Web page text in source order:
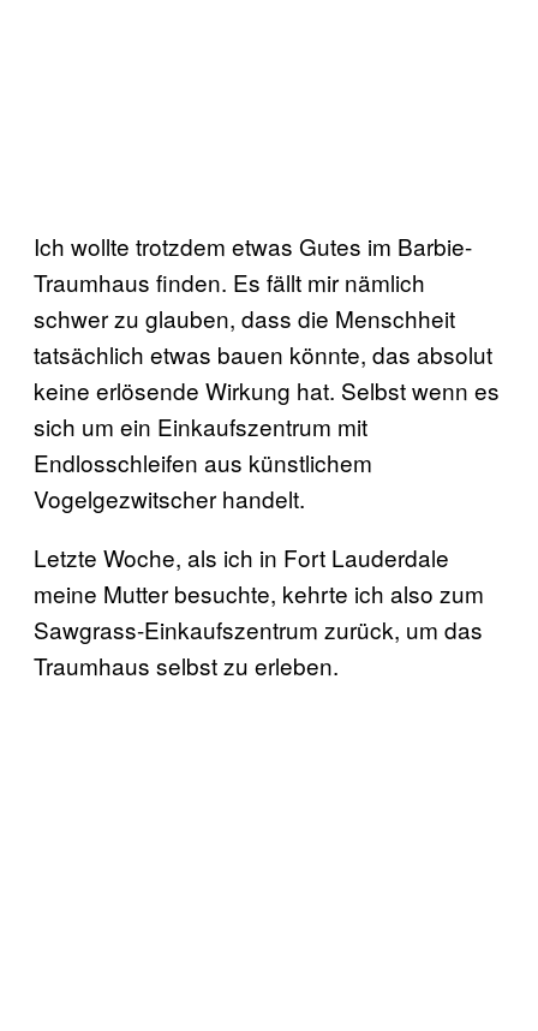
Ich wollte trotzdem etwas Gutes im Barbie-
Traumhaus finden. Es fällt mir nämlich
schwer zu glauben, dass die Menschheit
tatsächlich etwas bauen könnte, das absolut
keine erlösende Wirkung hat. Selbst wenn es
sich um ein Einkaufszentrum mit
Endlosschleifen aus künstlichem
Vogelgezwitscher handelt.
Letzte Woche, als ich in Fort Lauderdale
meine Mutter besuchte, kehrte ich also zum
Sawgrass-Einkaufszentrum zurück, um das
Traumhaus selbst zu erleben.